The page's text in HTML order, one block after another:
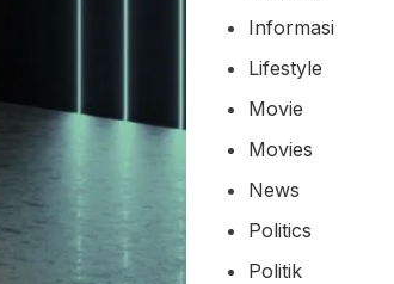
Informasi
Lifestyle
Movie
Movies
News
Politics
Politik